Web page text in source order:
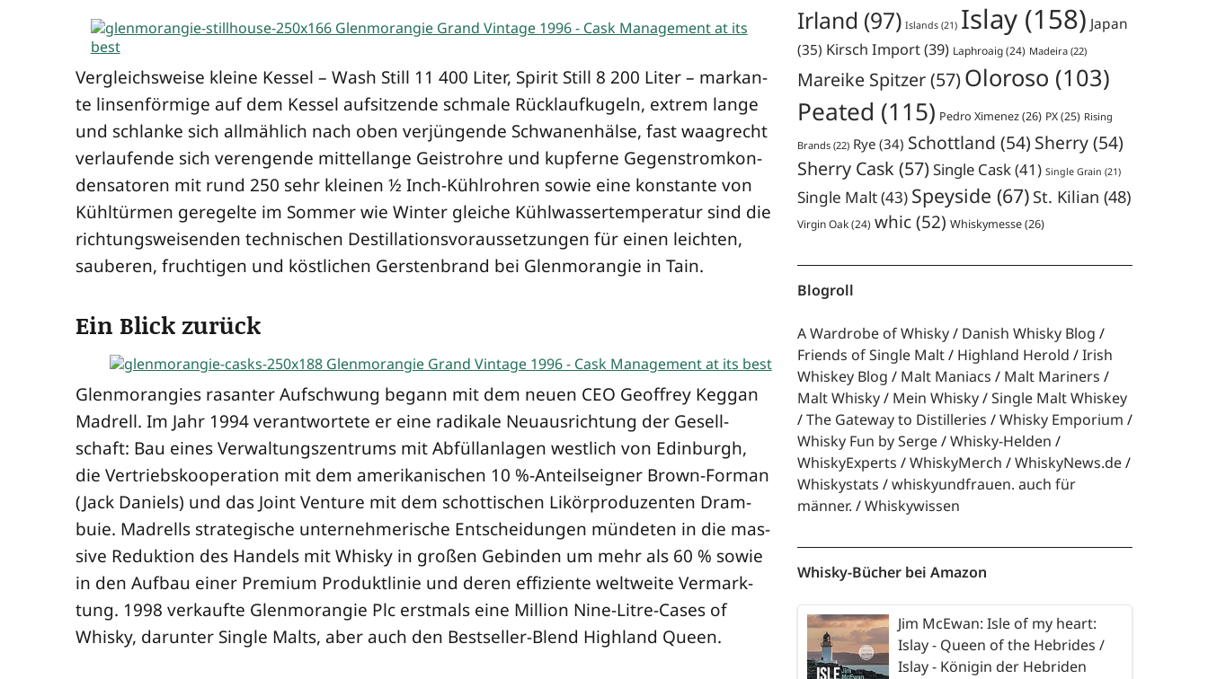
Ver­gleichs­wei­se klei­ne Kes­sel – Wash Still 11 400 Liter, Spi­rit Still 8 200 Liter – mar­kan­
te lin­sen­för­mi­ge auf dem Kes­sel auf­sit­zen­de schma­le Rück­lauf­ku­geln, extrem lan­ge
und schlan­ke sich all­mäh­lich nach oben ver­jün­gen­de Schwa­nen­häl­se, fast waag­recht
ver­lau­fen­de sich ver­en­gen­de mit­tel­lan­ge Gei­st­roh­re und kup­fer­ne Gegen­strom­kon­
den­sa­to­ren mit rund 250 sehr klei­nen ½ Inch-Kühl­roh­ren sowie eine kon­stan­te von
Kühl­tür­men gere­gel­te im Som­mer wie Win­ter glei­che Kühl­was­ser­tem­pe­ra­tur sind die
rich­tungs­wei­sen­den tech­ni­schen Destil­la­ti­ons­vor­aus­set­zun­gen für einen leich­ten,
sau­be­ren, fruch­ti­gen und köst­li­chen Gers­ten­brand bei Glen­mo­ran­gie in Tain.
Ein Blick zurück
Glen­mo­ran­gies rasan­ter Auf­schwung begann mit dem neu­en CEO Geoffrey Keg­gan
Madrell. Im Jahr 1994 ver­ant­wor­te­te er eine radi­ka­le Neu­aus­rich­tung der Gesell­
schaft: Bau eines Ver­wal­tungs­zen­trums mit Abfüll­an­la­gen west­lich von Edin­burgh,
die Ver­triebs­ko­ope­ra­ti­on mit dem ame­ri­ka­ni­schen 10 %-Anteils­eig­ner Brown-For­man
(Jack Dani­els) und das Joint Ven­ture mit dem schot­ti­schen Likör­pro­du­zen­ten Dram­
bu­ie. Madrells stra­te­gi­sche unter­neh­me­ri­sche Ent­schei­dun­gen mün­de­ten in die mas­
si­ve Reduk­ti­on des Han­dels mit Whis­ky in gro­ßen Gebin­den um mehr als 60 % sowie
in den Auf­bau einer Pre­mi­um Pro­dukt­li­nie und deren effi­zi­en­te welt­wei­te Ver­mark­
tung. 1998 ver­kauf­te Glen­mo­ran­gie Plc erst­mals eine Mil­li­on Nine-Lit­re-Cases of
Whis­ky, dar­un­ter Sin­gle Malts, aber auch den Best­sel­ler-Blend High­land Queen.
Irland (97) Islands(21) Islay(158) Japan
(35) Kirsch Import(39) Laphroaig(24) Madeira(22)
Mareike Spitzer(57)Oloroso (103)
Peated (115) Pedro Ximenez(26) PX(25) Rising
Brands(22) Rye(34) Schottland (54) Sherry(54)
Sherry Cask (57)Single Cask(41) Single Grain (21)
Single Malt(43) Speyside (67) St. Kilian (48)
Virgin Oak(24) whic(52) Whiskymesse(26)
Blogroll
A Wardrobe of Whisky
Danish Whisky Blog
Friends of Single Malt
Highland Herold
Irish
Whiskey Blog
Malt Maniacs
Malt Mariners
Malt Whisky
Mein Whisky
Single Malt Whiskey
The Gateway to Distilleries
Whisky Emporium
Whisky Fun by Serge
Whisky-Helden
WhiskyExperts
WhiskyMerch
WhiskyNews.de
Whiskystats
whiskyundfrauen. auch für
männer.
Whiskywissen
Whisky-Bücher bei Amazon
Jim McEwan: Isle of my heart:
Islay - Queen of the Hebrides /
Islay - Königin der Hebriden